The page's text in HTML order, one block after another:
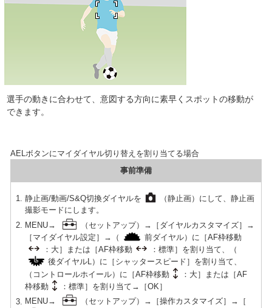
選手の動きに合わせて、意図する方向に素早くスポットの移動が
できます。
AELボタンにマイダイヤル切り替えを割り当てる場合
事前準備
静止画/動画/S&Q切換ダイヤルを
（静止画）にして、静止画
撮影モードにします。
MENU→
（セットアップ）→［ダイヤルカスタマイズ］→
［マイダイヤル設定］→（
前ダイヤル）に［AF枠移動
：大］または［AF枠移動
：標準］を割り当て、（
後ダイヤルL）に［シャッタースピード］を割り当て、
（コントロールホイール）に［AF枠移動
：大］または［AF
枠移動
：標準］を割り当て→［OK］
MENU→
（セットアップ）→［操作カスタマイズ］→［